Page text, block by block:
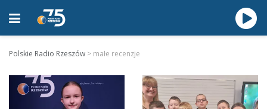
Polskie Radio Rzeszów > małe recenzje